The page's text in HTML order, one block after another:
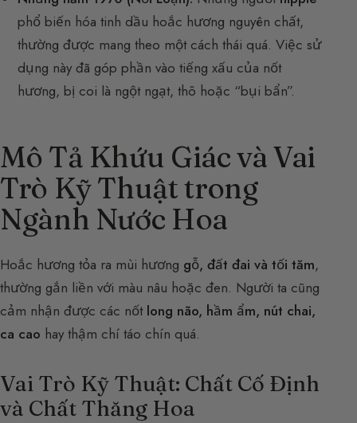
phổ biến hóa tinh dầu hoắc hương nguyên chất,
thường được mang theo một cách thái quá. Việc sử
dụng này đã góp phần vào tiếng xấu của nốt
hương, bị coi là ngột ngạt, thô hoặc “bụi bẩn”.
Mô Tả Khứu Giác và Vai
Trò Kỹ Thuật trong
Ngành Nước Hoa
Hoắc hương tỏa ra mùi hương gỗ, đất đai và tối tăm,
thường gắn liền với màu nâu hoặc đen. Người ta cũng
cảm nhận được các nốt long não, hầm ẩm, nút chai,
ca cao hay thậm chí táo chín quá.
Vai Trò Kỹ Thuật: Chất Cố Định
và Chất Thăng Hoa